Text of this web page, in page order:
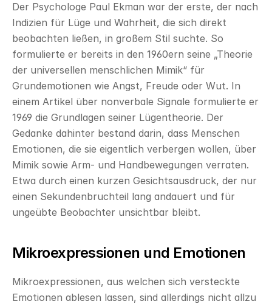
Der Psychologe Paul Ekman war der erste, der nach
Indizien für Lüge und Wahrheit, die sich direkt
beobachten ließen, in großem Stil suchte. So
formulierte er bereits in den 1960ern seine „Theorie
der universellen menschlichen Mimik“ für
Grundemotionen wie Angst, Freude oder Wut. In
einem Artikel über nonverbale Signale formulierte er
1969 die Grundlagen seiner Lügentheorie. Der
Gedanke dahinter bestand darin, dass Menschen
Emotionen, die sie eigentlich verbergen wollen, über
Mimik sowie Arm- und Handbewegungen verraten.
Etwa durch einen kurzen Gesichtsausdruck, der nur
einen Sekundenbruchteil lang andauert und für
ungeübte Beobachter unsichtbar bleibt.
Mikroexpressionen und Emotionen
Mikroexpressionen, aus welchen sich versteckte
Emotionen ablesen lassen, sind allerdings nicht allzu